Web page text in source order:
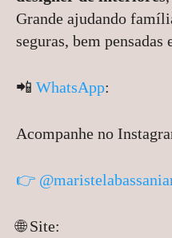
Grande ajudando
seguras, bem pensadas
📲 WhatsApp:
Acompanhe no
👉
🌐 Site: